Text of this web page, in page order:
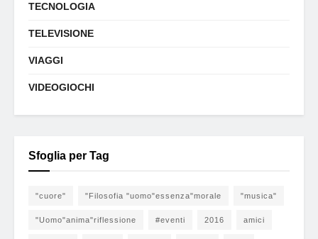
TECNOLOGIA
TELEVISIONE
VIAGGI
VIDEOGIOCHI
Sfoglia per Tag
"cuore" "Filosofia "uomo"essenza"morale "musica"
"Uomo"anima"riflessione #eventi 2016 amici